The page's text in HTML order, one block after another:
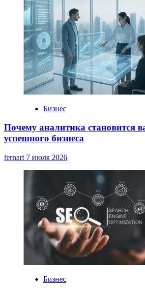
Бизнес
Почему аналитика становится
успешного бизнеса
fernart 7 июля 2026
Бизнес